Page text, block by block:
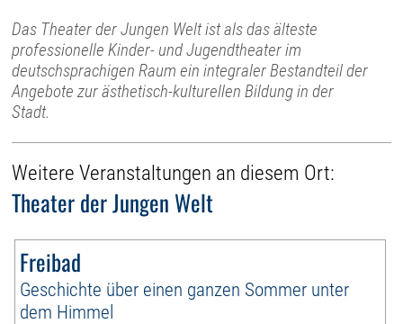
Das Theater der Jungen Welt ist als das älteste
professionelle Kinder- und Jugendtheater im
deutschsprachigen Raum ein integraler Bestandteil der
Angebote zur ästhetisch-kulturellen Bildung in der
Stadt.
Weitere Veranstaltungen an diesem Ort:
Theater der Jungen Welt
Freibad
Geschichte über einen ganzen Sommer unter
dem Himmel